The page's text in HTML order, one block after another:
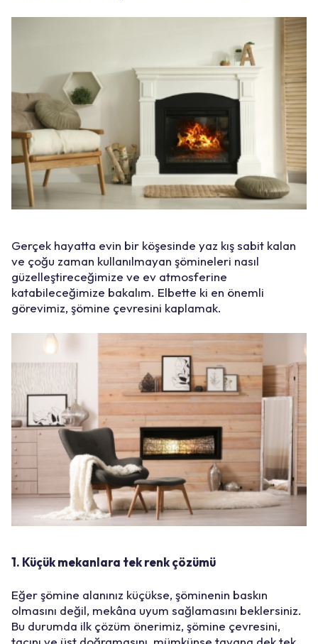
Gerçek hayatta evin bir köşesinde yaz kış sabit kalan
ve çoğu zaman kullanılmayan şömineleri nasıl
güzelleştireceğimize ve ev atmosferine
katabileceğimize bakalım. Elbette ki en önemli
görevimiz, şömine çevresini kaplamak.
1. Küçük mekanlara tek renk çözümü
Eğer şömine alanınız küçükse, şöminenin baskın
olmasını değil, mekâna uyum sağlamasını beklersiniz.
Bu durumda ilk çözüm önerimiz, şömine çevresini,